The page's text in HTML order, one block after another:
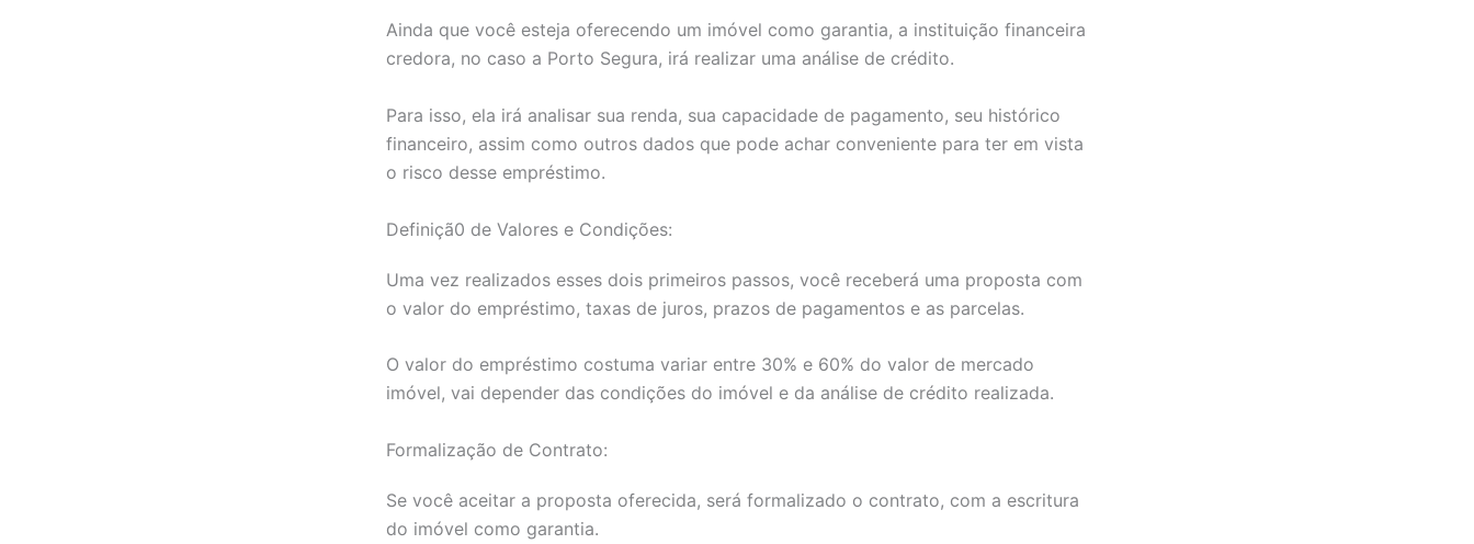
Ainda que você esteja oferecendo um imóvel como garantia, a instituição financeira
credora, no caso a Porto Segura, irá realizar uma análise de crédito.
Para isso, ela irá analisar sua renda, sua capacidade de pagamento, seu histórico
financeiro, assim como outros dados que pode achar conveniente para ter em vista
o risco desse empréstimo.
Definiçã0 de Valores e Condições:
Uma vez realizados esses dois primeiros passos, você receberá uma proposta com
o valor do empréstimo, taxas de juros, prazos de pagamentos e as parcelas.
O valor do empréstimo costuma variar entre 30% e 60% do valor de mercado
imóvel, vai depender das condições do imóvel e da análise de crédito realizada.
Formalização de Contrato:
Se você aceitar a proposta oferecida, será formalizado o contrato, com a escritura
do imóvel como garantia.